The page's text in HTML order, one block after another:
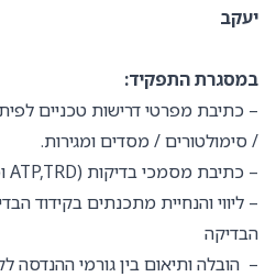
יעקב
במסגרת התפקיד:
– כתיבת מפרטי דרישות טכניים
/ סימולטורים / מסדים ומגירות.
– כתיבת מסמכי בדיקות (ATP,TRD וכיו”ב)
– ליווי והנחיית מתכנתים בקידוד
הבדיקה
– הובלה ותיאום בין גורמי ההנדסה